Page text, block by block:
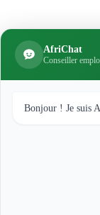
AfriChat
Conseiller
Bonjour ! Je suis